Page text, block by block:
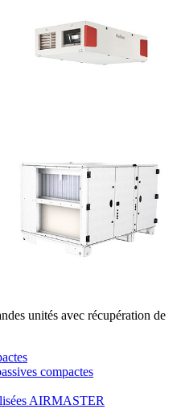
unités avec récupération de
compactes
AIRMASTER